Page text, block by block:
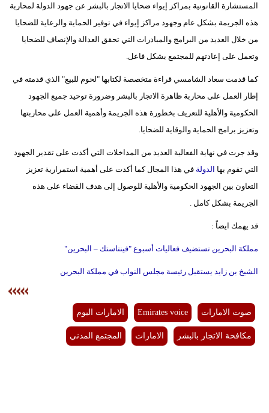
المستشارة القانونية بمراكز إيواء ضحايا الاتجار بالبشر عن جهود الدولة لمحاربة
هذه الجريمة بشكل عام وجهود مراكز إيواء في توفير الحماية والرعاية للضحايا
من خلال العديد من البرامج والمبادرات التي تحقق العدالة والإنصاف للضحايا
وتعمل على إعادتهم للمجتمع بشكل فاعل.
كما قدمت سعاد الشامسي قراءة متخصصة لكتابها "لحوم للبيع" الذي قدمته في
إطار العمل على محاربة ظاهرة الاتجار بالبشر وضرورة توحيد جميع الجهود
الحكومية والأهلية للتعريف بخطورة هذه الجريمة وأهمية العمل على محاربتها
وتعزيز برامج الحماية والوقاية للضحايا.
وقد جرت في نهاية الفعالية العديد من المداخلات التي أكدت على تقدير الجهود
التي تقوم بها الدولةفي هذا المجال كما أكدت على أهمية استمرارية تعزيز
التعاون بين الجهود الحكومية والأهلية للوصول إلى هدف القضاء على هذه
الجريمة بشكل كامل .
قد يهمك ايضاً :
مملكة البحرين تستضيف فعاليات أسبوع "فينتاستك – البحرين"
الشيخ بن زايد يستقبل رئيسة مجلس النواب في مملكة البحرين
صوت الامارات Emirates voice الامارات اليوم
مكافحة الاتجار بالبشر الامارات المجتمع المدني